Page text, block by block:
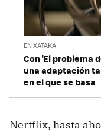
EN XATAKA
Con 'El problema
una adaptación
en el que se basa
Nertflix, hasta